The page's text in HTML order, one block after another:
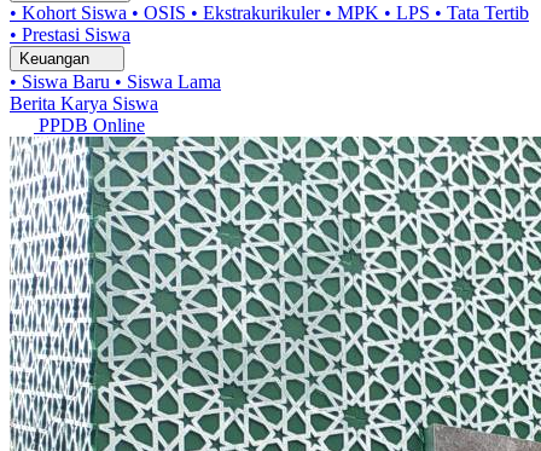
• Kohort Siswa • OSIS • Ekstrakurikuler • MPK • LPS • Tata Tertib
• Prestasi Siswa
Keuangan
• Siswa Baru • Siswa Lama
Berita Karya Siswa
PPDB Online